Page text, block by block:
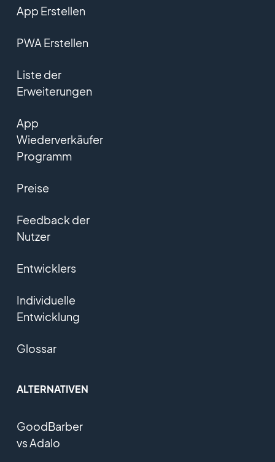
App Erstellen
PWA Erstellen
Liste der
Erweiterungen
App
Wiederverkäufer
Programm
Preise
Feedback der
Nutzer
Entwicklers
Individuelle
Entwicklung
Glossar
ALTERNATIVEN
GoodBarber
vs Adalo